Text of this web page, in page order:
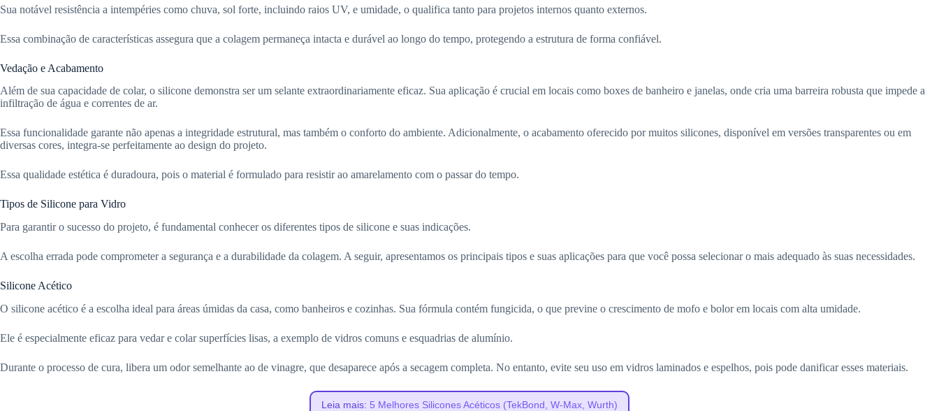
Sua notável resistência a intempéries como chuva, sol forte, incluindo raios UV, e umidade, o qualifica tanto para projetos internos quanto externos.
Essa combinação de características assegura que a colagem permaneça intacta e durável ao longo do tempo, protegendo a estrutura de forma confiável.
Vedação e Acabamento
Além de sua capacidade de colar, o silicone demonstra ser um selante extraordinariamente eficaz. Sua aplicação é crucial em locais como boxes de banheiro e janelas, onde cria uma barreira robusta que impede a
infiltração de água e correntes de ar.
Essa funcionalidade garante não apenas a integridade estrutural, mas também o conforto do ambiente. Adicionalmente, o acabamento oferecido por muitos silicones, disponível em versões transparentes ou em
diversas cores, integra-se perfeitamente ao design do projeto.
Essa qualidade estética é duradoura, pois o material é formulado para resistir ao amarelamento com o passar do tempo.
Tipos de Silicone para Vidro
Para garantir o sucesso do projeto, é fundamental conhecer os diferentes tipos de silicone e suas indicações.
A escolha errada pode comprometer a segurança e a durabilidade da colagem. A seguir, apresentamos os principais tipos e suas aplicações para que você possa selecionar o mais adequado às suas necessidades.
Silicone Acético
O silicone acético é a escolha ideal para áreas úmidas da casa, como banheiros e cozinhas. Sua fórmula contém fungicida, o que previne o crescimento de mofo e bolor em locais com alta umidade.
Ele é especialmente eficaz para vedar e colar superfícies lisas, a exemplo de vidros comuns e esquadrias de alumínio.
Durante o processo de cura, libera um odor semelhante ao de vinagre, que desaparece após a secagem completa. No entanto, evite seu uso em vidros laminados e espelhos, pois pode danificar esses materiais.
Leia mais: 5 Melhores Silicones Acéticos (TekBond, W-Max, Wurth)